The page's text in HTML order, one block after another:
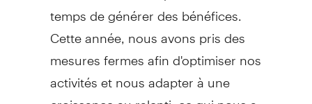
temps de générer des bénéfices.
Cette année, nous avons pris des
mesures fermes afin d'optimiser nos
activités et nous adapter à une